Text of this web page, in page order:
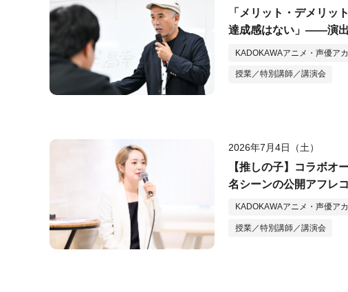
「メリット・デメリッ
達成感はない」――演出
KADOKAWAアニメ・声優ア
授業／特別講師／講演会
2026年7月4日（土）
【推しの子】コラボオ
名シーンの公開アフレ
KADOKAWAアニメ・声優ア
授業／特別講師／講演会